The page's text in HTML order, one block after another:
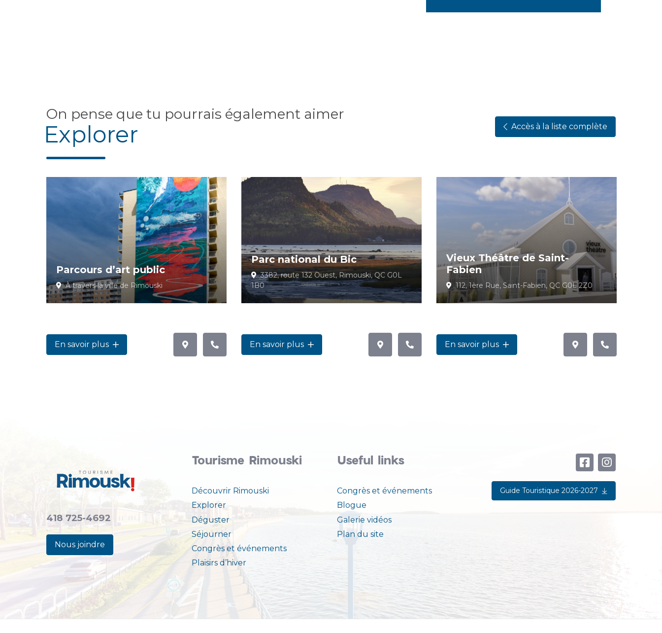
On pense que tu pourrais également aimer
Explorer Accès à la liste complète
Parcours d’art public
À travers la ville de Rimouski
En savoir plus
Parc national du Bic
3382, route 132 Ouest, Rimouski, QC G0L
1B0
En savoir plus
Vieux Théâtre de Saint-
Fabien
112, 1ère Rue, Saint-Fabien, QC G0L 2Z0
En savoir plus
418 725-4692
Nous joindre
Tourisme Rimouski
Découvrir Rimouski
Explorer
Déguster
Séjourner
Congrès et événements
Plaisirs d’hiver
Useful links
Congrès et événements
Blogue
Galerie vidéos
Plan du site
Guide Touristique 2026-2027